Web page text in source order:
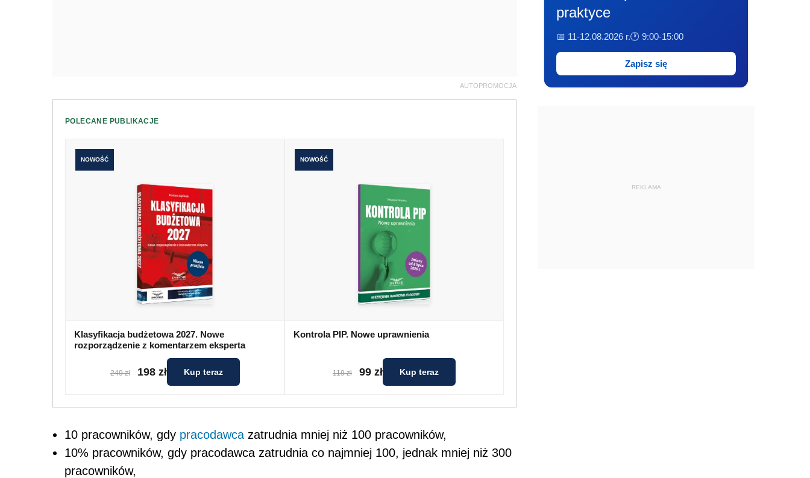
AUTOPROMOCJA
POLECANE PUBLIKACJE
NOWOŚĆ
Klasyfikacja budżetowa 2027. Nowe
rozporządzenie z komentarzem eksperta
249 zł 198 zł Kup teraz
NOWOŚĆ
Kontrola PIP. Nowe uprawnienia
119 zł 99 zł Kup teraz
10 pracowników, gdy pracodawca zatrudnia mniej niż 100 pracowników,
10% pracowników, gdy pracodawca zatrudnia co najmniej 100, jednak mniej niż 300
pracowników,
praktyce
📅 11-12.08.2026 r.🕐 9:00-15:00
Zapisz się
REKLAMA